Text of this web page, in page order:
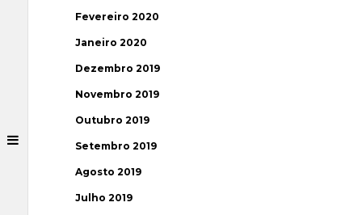
Fevereiro 2020
Janeiro 2020
Dezembro 2019
Novembro 2019
Outubro 2019
Setembro 2019
Agosto 2019
Julho 2019